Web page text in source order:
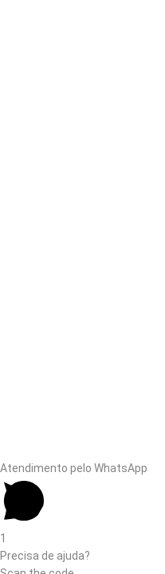
Atendimento pelo WhatsApp
1
Precisa de ajuda?